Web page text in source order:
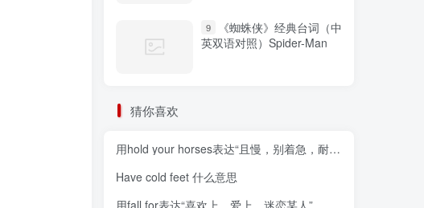
9
《蜘蛛侠》经典台词（中
英双语对照）Spider-Man
猜你喜欢
用hold your horses表达“且慢，别着急，耐心点”
Have cold feet 什么意思